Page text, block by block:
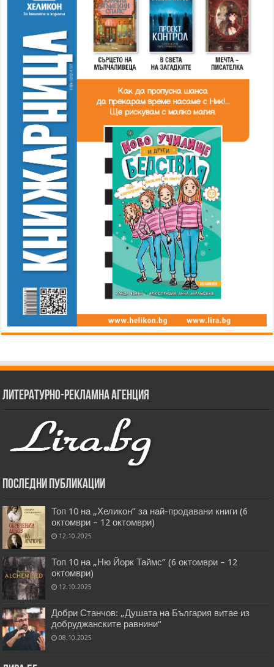
Литературно-рекламна агенция
Последни публикации
Топ 10 на „Хеликон” за най-продавани книги (6
октомври – 12 октомври)
12.10.2025
Топ 10 на „Ню Йорк Таймс” (6 октомври – 12
октомври)
12.10.2025
Добри Станчов: „Душата на България витае из
добруджанските равнини“
08.10.2025